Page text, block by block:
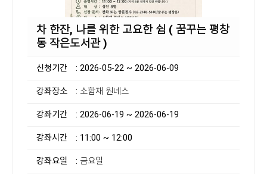
차 한잔, 나를 위한 고요한 쉼 ( 꿈꾸는 평창
동 작은도서관 )
신청기간 : 2026-05-22 ~ 2026-06-09
강좌장소 : 소함재 원네스
강좌기간 : 2026-06-19 ~ 2026-06-19
강좌시간 : 11:00 ~ 12:00
강좌요일 : 금요일